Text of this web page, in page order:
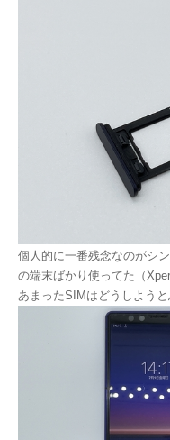
個人的に一番残念なのがシ
の端末ばかり使ってた（
あまったSIMはどうしようと